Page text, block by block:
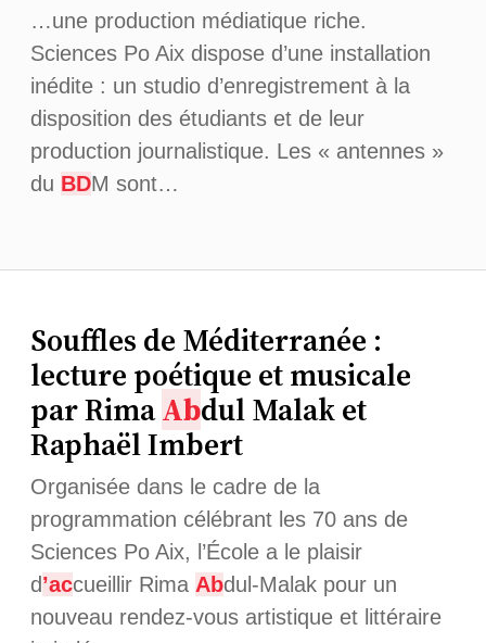
…une production médiatique riche.
Sciences Po Aix dispose d’une installation
inédite : un studio d’enregistrement à la
disposition des étudiants et de leur
production journalistique. Les « antennes »
du BDM sont…
Souffles de Méditerranée :
lecture poétique et musicale
par RimaAbdul Malak et
Raphaël Imbert
Organisée dans le cadre de la
programmation célébrant les 70 ans de
Sciences Po Aix, l’École a le plaisir
d’accueillir Rima Abdul-Malak pour un
nouveau rendez-vous artistique et littéraire